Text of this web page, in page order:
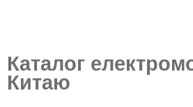
Каталог
Китаю